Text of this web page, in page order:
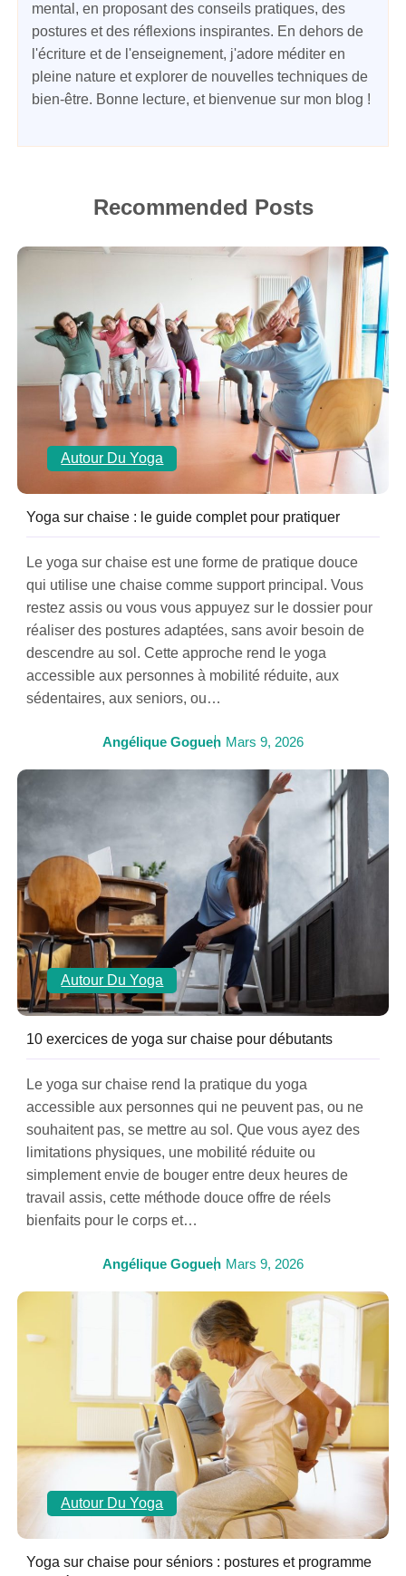
mental, en proposant des conseils pratiques, des
postures et des réflexions inspirantes. En dehors de
l'écriture et de l'enseignement, j'adore méditer en
pleine nature et explorer de nouvelles techniques de
bien-être. Bonne lecture, et bienvenue sur mon blog !
Recommended Posts
Autour Du Yoga
Yoga sur chaise : le guide complet pour pratiquer
Le yoga sur chaise est une forme de pratique douce
qui utilise une chaise comme support principal. Vous
restez assis ou vous vous appuyez sur le dossier pour
réaliser des postures adaptées, sans avoir besoin de
descendre au sol. Cette approche rend le yoga
accessible aux personnes à mobilité réduite, aux
sédentaires, aux seniors, ou…
Angélique Goguen Mars 9, 2026
Autour Du Yoga
10 exercices de yoga sur chaise pour débutants
Le yoga sur chaise rend la pratique du yoga
accessible aux personnes qui ne peuvent pas, ou ne
souhaitent pas, se mettre au sol. Que vous ayez des
limitations physiques, une mobilité réduite ou
simplement envie de bouger entre deux heures de
travail assis, cette méthode douce offre de réels
bienfaits pour le corps et…
Angélique Goguen Mars 9, 2026
Autour Du Yoga
Yoga sur chaise pour séniors : postures et programme